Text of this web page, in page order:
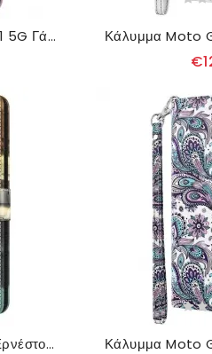
δερματινη θηκη Moto G51 5G Γάτα Και Πεταλούδες
Κάλυμμα Moto G51 5G Ερνέστος Ο Τίγρης